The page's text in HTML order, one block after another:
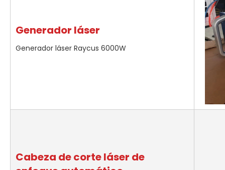
Generador láser
Generador láser Raycus 6000W
Cabeza de corte láser de